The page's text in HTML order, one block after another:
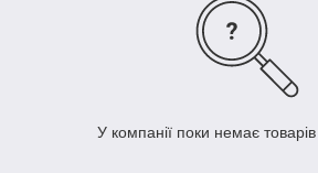
У компанії поки немає